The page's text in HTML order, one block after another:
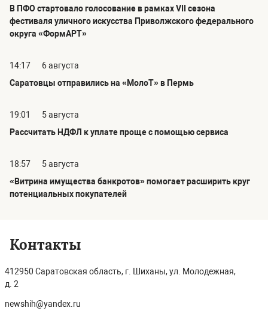
В ПФО стартовало голосование в рамках VII сезона
фестиваля уличного искусства Приволжского федерального
округа «ФормАРТ»
14:17
6 августа
Саратовцы отправились на «МолоТ» в Пермь
19:01
5 августа
Рассчитать НДФЛ к уплате проще с помощью сервиса
18:57
5 августа
«Витрина имущества банкротов» помогает расширить круг
потенциальных покупателей
Контакты
412950 Саратовская область, г. Шиханы, ул. Молодежная,
д. 2
newshih@yandex.ru